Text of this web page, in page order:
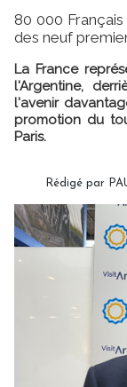
80 000
des neuf
La France
l'Argentine,
l'avenir
promotion du
Paris.
Rédigé par